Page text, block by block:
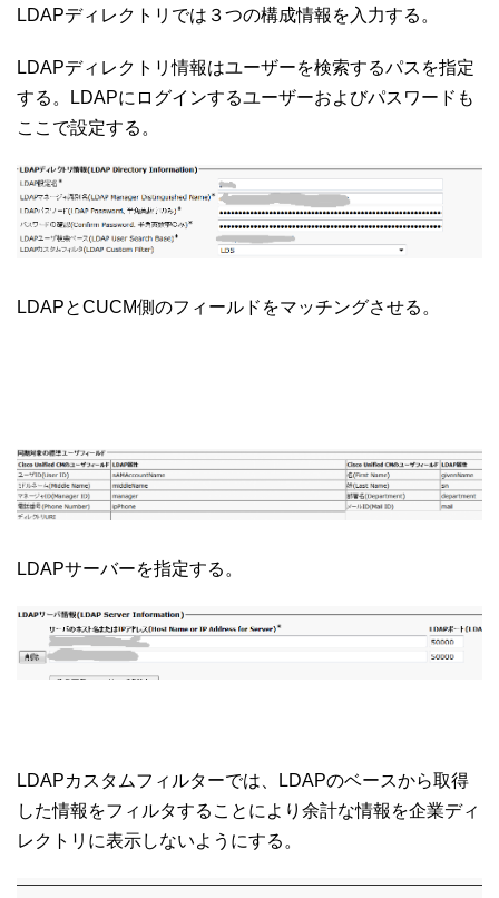
LDAPディレクトリでは３つの構成情報を入力する。
LDAPディレクトリ情報はユーザーを検索するパスを指定
する。LDAPにログインするユーザーおよびパスワードも
ここで設定する。
LDAPとCUCM側のフィールドをマッチングさせる。
LDAPサーバーを指定する。
LDAPカスタムフィルターでは、LDAPのベースから取得
した情報をフィルタすることにより余計な情報を企業ディ
レクトリに表示しないようにする。